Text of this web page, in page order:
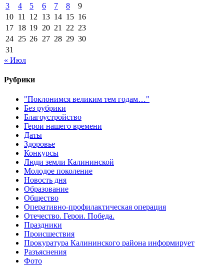
3
4 5 6 7 8
9
10 11 12 13 14 15 16
17 18 19 20 21 22 23
24 25 26 27 28 29 30
31
« Июл
Рубрики
"Поклонимся великим тем годам…"
Без рубрики
Благоустройство
Герои нашего времени
Даты
Здоровье
Конкурсы
Люди земли Калининской
Молодое поколение
Новость дня
Образование
Общество
Оперативно-профилактическая операция
Отечество. Герои. Победа.
Праздники
Происшествия
Прокуратура Калининского района информирует
Разъяснения
Фото